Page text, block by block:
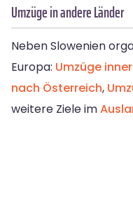
Umzüge in andere Länder
Neben Slowenien
Europa: Umzüge
nach Österreich,
weitere Ziele im